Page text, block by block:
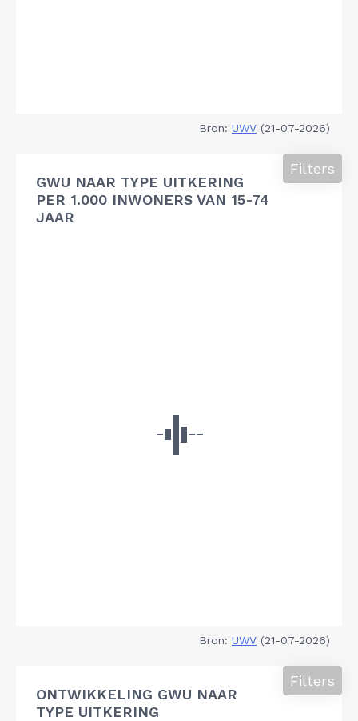
Bron: UWV (21-07-2026)
GWU NAAR TYPE UITKERING
PER 1.000 INWONERS VAN 15-74
JAAR
Filters
Bron: UWV (21-07-2026)
ONTWIKKELING GWU NAAR
TYPE UITKERING
Filters